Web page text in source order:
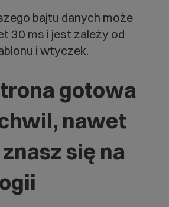
bajtu danych może
30 ms i jest zależy od
i wtyczek.
gotowa
nawet
się na